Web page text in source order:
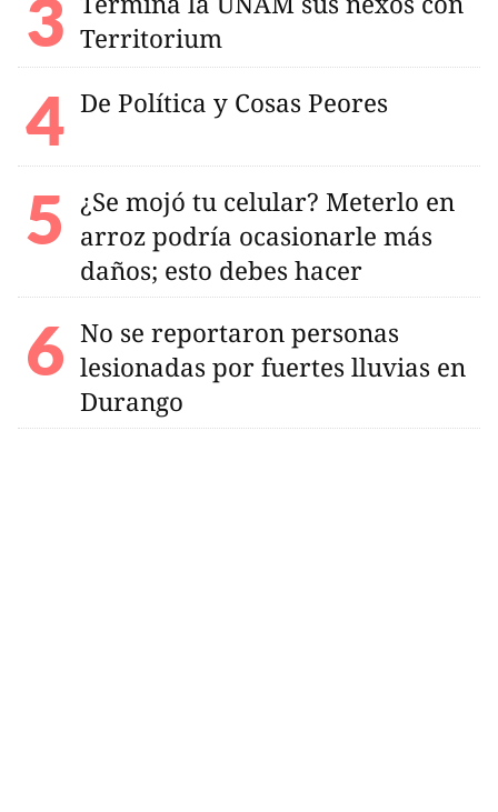
Territorium
De Política y Cosas Peores
¿Se mojó tu celular? Meterlo en
arroz podría ocasionarle más
daños; esto debes hacer
No se reportaron personas
lesionadas por fuertes lluvias en
Durango